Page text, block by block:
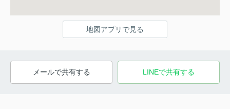
地図アプリで見る
メールで共有する LINEで共有する